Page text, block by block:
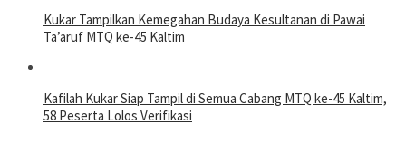
Kukar Tampilkan Kemegahan Budaya Kesultanan di Pawai
Ta’aruf MTQ ke-45 Kaltim
Kafilah Kukar Siap Tampil di Semua Cabang MTQ ke-45 Kaltim,
58 Peserta Lolos Verifikasi